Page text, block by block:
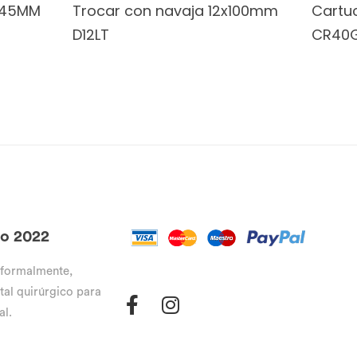
Trocar con navaja 12x100mm
D12LT
2022
quirúrgico para